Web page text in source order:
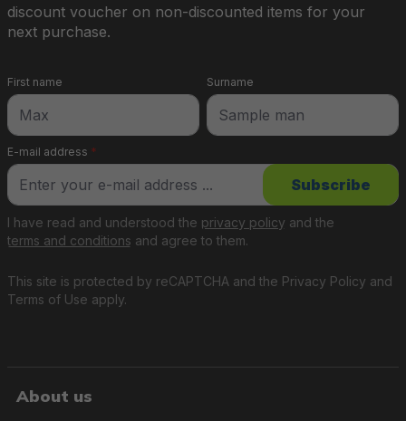
discount voucher on non-discounted items for your
next purchase.
E-mail address *
First name Surname
This site is protected by reCAPTCHA and the Privacy Policy and
Terms of Use apply.
I have read and understood the privacy policy and the
terms and conditions and agree to them.
Subscribe
About us